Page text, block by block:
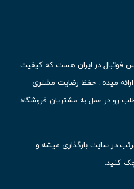
فوتبال در ایران هست که کیفیت
ارائه میده . حفظ رضایت مشتری
رو در عمل به مشتریان فروشگاه
در سایت بارگذاری میشه و
کنید.